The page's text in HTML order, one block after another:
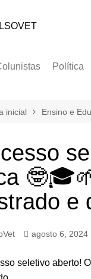
Política
inicial Ensino e
e
agosto 6, 2024